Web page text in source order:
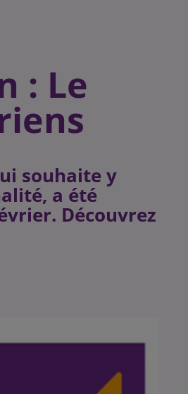
: Le
souhaite y
a été
Découvrez